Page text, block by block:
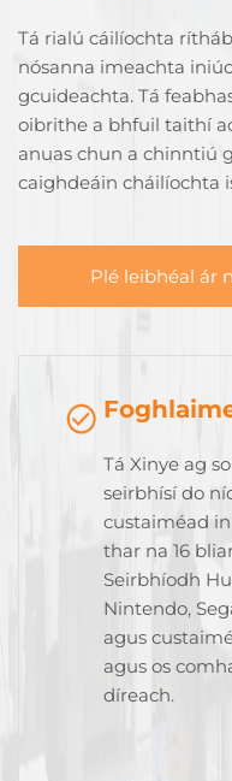
Tá rialú cáilíochta
nósanna imeachta
gcuideachta. Tá
oibrithe a bhfuil taithí
anuas chun a chinntiú
caighdeáin cháilíochta
Plé leibhéal ár
Tá Xinye ag
seirbhísí do
custaiméad
thar na 16
Seirbhíodh
Nintendo,
agus
agus os
díreach.